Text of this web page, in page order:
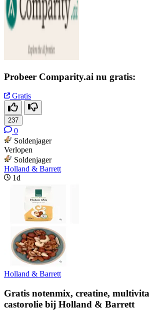
Probeer Comparity.ai nu gratis:
Gratis
237
0
Soldenjager
Verlopen
Soldenjager
Holland & Barrett
1d
Holland & Barrett
Gratis notenmix, creatine,
castorolie bij Holland & Barrett